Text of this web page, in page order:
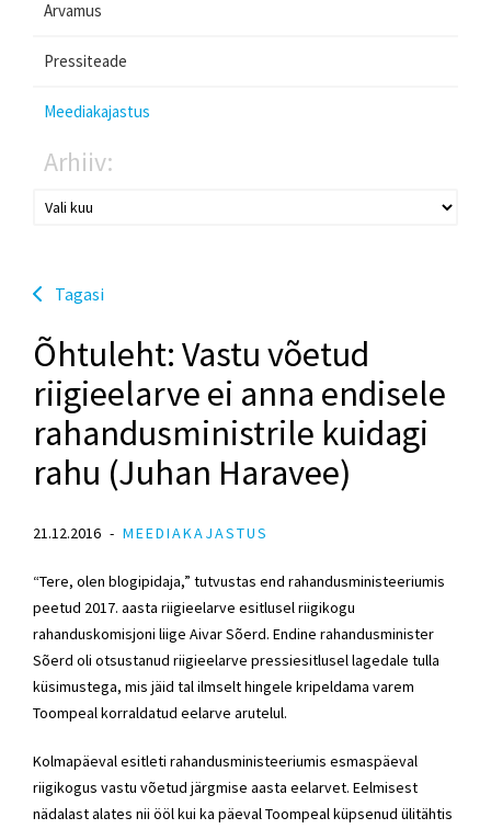
Arvamus
Pressiteade
Meediakajastus
Arhiiv:
Tagasi
Õhtuleht: Vastu võetud
riigieelarve ei anna endisele
rahandusministrile kuidagi
rahu (Juhan Haravee)
21.12.2016 MEEDIAKAJASTUS
“Tere, olen blogipidaja,” tutvustas end rahandusministeeriumis
peetud 2017. aasta riigieelarve esitlusel riigikogu
rahanduskomisjoni liige Aivar Sõerd. Endine rahandusminister
Sõerd oli otsustanud riigieelarve pressiesitlusel lagedale tulla
küsimustega, mis jäid tal ilmselt hingele kripeldama varem
Toompeal korraldatud eelarve arutelul.
Kolmapäeval esitleti rahandusministeeriumis esmaspäeval
riigikogus vastu võetud järgmise aasta eelarvet. Eelmisest
nädalast alates nii ööl kui ka päeval Toompeal küpsenud ülitähtis